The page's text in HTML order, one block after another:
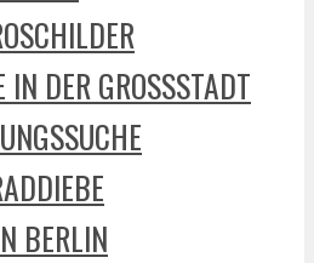
IN DER GROSSSTADT
BERLIN